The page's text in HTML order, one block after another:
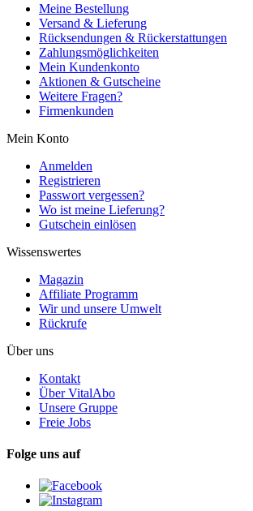
Meine Bestellung
Versand & Lieferung
Rücksendungen & Rückerstattungen
Zahlungsmöglichkeiten
Mein Kundenkonto
Aktionen & Gutscheine
Weitere Fragen?
Firmenkunden
Mein Konto
Anmelden
Registrieren
Passwort vergessen?
Wo ist meine Lieferung?
Gutschein einlösen
Wissenswertes
Magazin
Affiliate Programm
Wir und unsere Umwelt
Rückrufe
Über uns
Kontakt
Über VitalAbo
Unsere Gruppe
Freie Jobs
Folge uns auf